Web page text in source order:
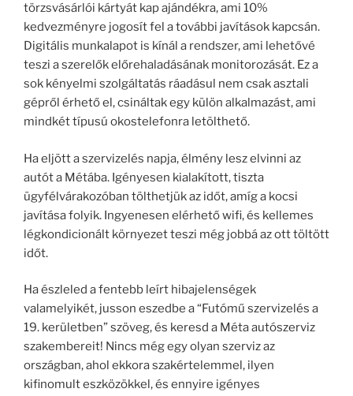
törzsvásárlói kártyát kap ajándékra, ami 10%
kedvezményre jogosít fel a további javítások kapcsán.
Digitális munkalapot is kínál a rendszer, ami lehetővé
teszi a szerelők előrehaladásának monitorozását. Ez a
sok kényelmi szolgáltatás ráadásul nem csak asztali
gépről érhető el, csináltak egy külön alkalmazást, ami
mindkét típusú okostelefonra letölthető.
Ha eljött a szervizelés napja, élmény lesz elvinni az
autót a Métába. Igényesen kialakított, tiszta
ügyfélvárakozóban tölthetjük az időt, amíg a kocsi
javítása folyik. Ingyenesen elérhető wifi, és kellemes
légkondicionált környezet teszi még jobbá az ott töltött
időt.
Ha észleled a fentebb leírt hibajelenségek
valamelyikét, jusson eszedbe a “Futómű szervizelés a
19. kerületben” szöveg, és keresd a Méta autószerviz
szakembereit! Nincs még egy olyan szerviz az
országban, ahol ekkora szakértelemmel, ilyen
kifinomult eszközökkel, és ennyire igényes